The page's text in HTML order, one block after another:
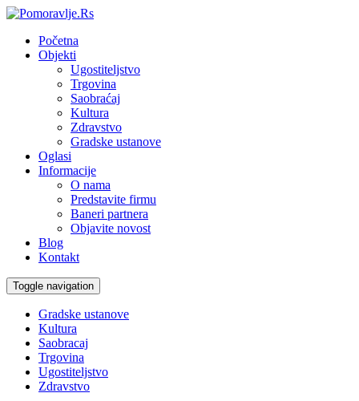
Početna
Objekti
Ugostiteljstvo
Trgovina
Saobraćaj
Kultura
Zdravstvo
Gradske ustanove
Oglasi
Informacije
O nama
Predstavite firmu
Baneri partnera
Objavite novost
Blog
Kontakt
Toggle navigation
Gradske ustanove
Kultura
Saobracaj
Trgovina
Ugostiteljstvo
Zdravstvo